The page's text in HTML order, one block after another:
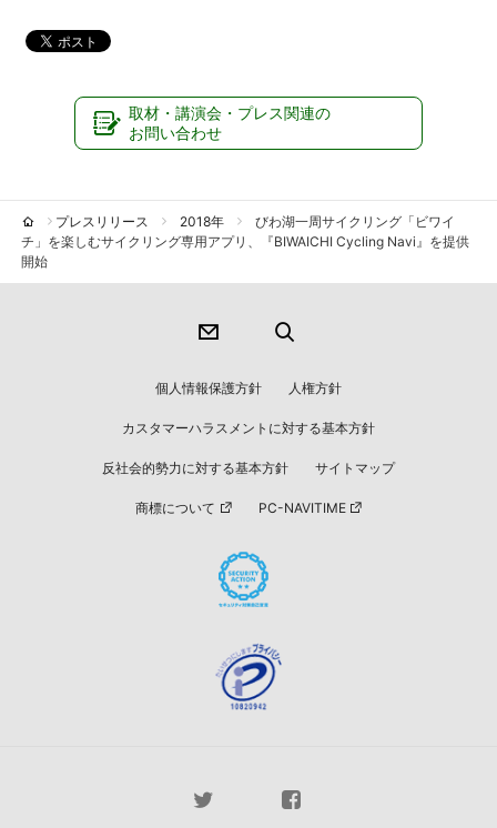
取材・講演会・プレス関連の
お問い合わせ
プレスリリース 2018年
びわ湖一周サイクリング「ビワイ
チ」を楽しむサイクリング専用アプリ、『BIWAICHI Cycling Navi』を提供
開始
個人情報保護方針 人権方針
カスタマーハラスメントに対する基本方針
反社会的勢力に対する基本方針 サイトマップ
商標について PC-NAVITIME